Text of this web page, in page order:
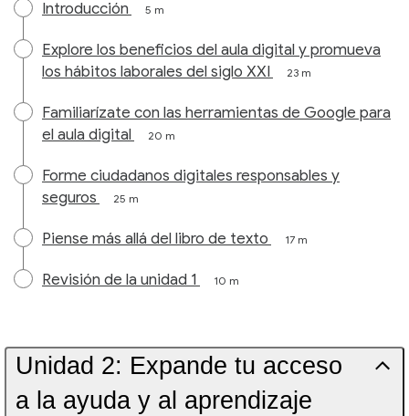
Introducción 5 m
Explore los beneficios del aula digital y promueva
los hábitos laborales del siglo XXI
23 m
Familiarízate con las herramientas de Google para
el aula digital
20 m
Forme ciudadanos digitales responsables y
seguros
25 m
Piense más allá del libro de texto 17 m
Revisión de la unidad 1 10 m
Unidad 2: Expande tu acceso
a la ayuda y al aprendizaje